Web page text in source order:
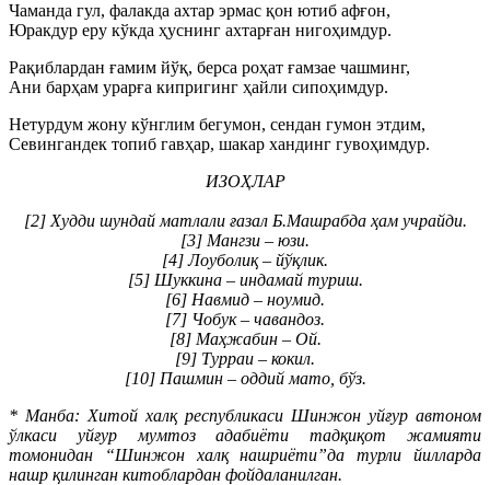
Чаманда гул, фалакда ахтар эрмас қон ютиб афғон,
Юракдур еру кўкда ҳуснинг ахтарған нигоҳимдур.
Рақиблардан ғамим йўқ, берса роҳат ғамзае чашминг,
Ани барҳам урарға кипригинг ҳайли сипоҳимдур.
Нетурдум жону кўнглим бегумон, сендан гумон этдим,
Севингандек топиб гавҳар, шакар хандинг гувоҳимдур.
ИЗОҲЛАР
[2] Худди шундай матлали ғазал Б.Машрабда ҳам учрайди.
[3] Мангзи – юзи.
[4] Лоуболиқ – йўқлик.
[5] Шуккина – индамай туриш.
[6] Навмид – ноумид.
[7] Чобук – чавандоз.
[8] Маҳжабин – Ой.
[9] Турраи – кокил.
[10] Пашмин – оддий мато, бўз.
* Манба: Хитой халқ республикаси Шинжон уйғур автоном
ўлкаси уйғур мумтоз адабиёти тадқиқот жамияти
томонидан “Шинжон халқ нашриёти”да турли йилларда
нашр қилинган китоблардан фойдаланилган.